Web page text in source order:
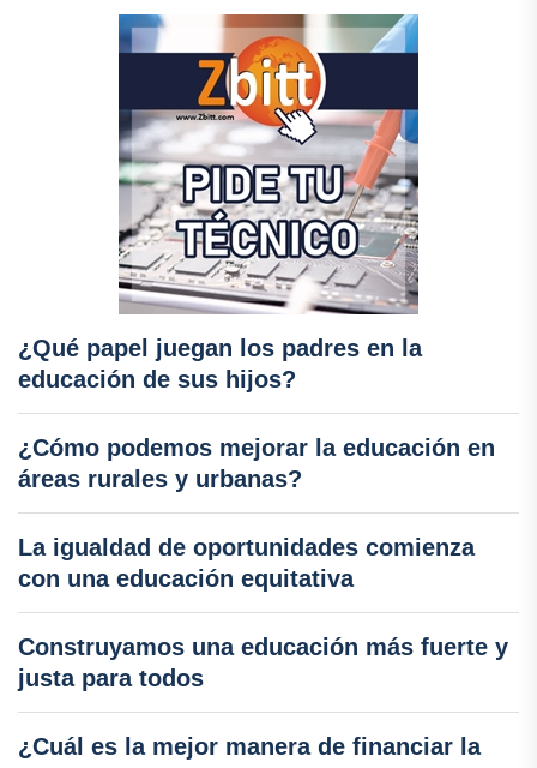
¿Qué papel juegan los padres en la
educación de sus hijos?
¿Cómo podemos mejorar la educación en
áreas rurales y urbanas?
La igualdad de oportunidades comienza
con una educación equitativa
Construyamos una educación más fuerte y
justa para todos
¿Cuál es la mejor manera de financiar la